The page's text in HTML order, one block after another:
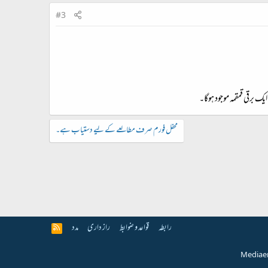
#3
برقی قمقمہ موجود ہوگا۔
محفل فورم صرف مطالعے کے لیے دستیاب ہے۔
رابطہ قواعد و ضوابط راز داری مدد
R
S
Media